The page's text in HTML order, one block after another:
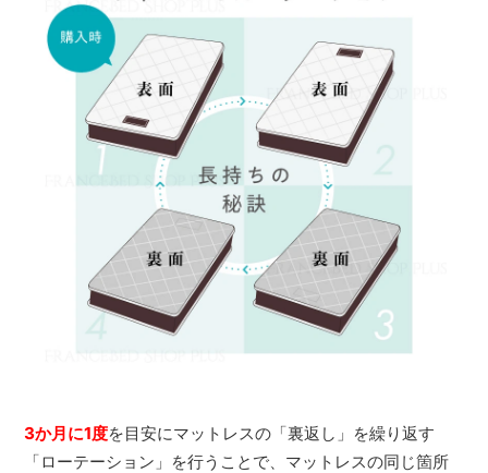
3か月に1度を目安にマットレスの「裏返し」を繰り返す
「ローテーション」を行うことで、マットレスの同じ箇所